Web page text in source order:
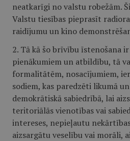
neatkarīgi no valstu robežām.
Valstu tiesības pieprasīt
raidījumu un kino
2. Tā kā šo brīvību īstenošana
pienākumiem un atbildību, tā
formalitātēm, nosacījumiem,
sodiem, kas paredzēti likumā
demokrātiskā sabiedrībā, lai
teritoriālās vienotības vai
intereses, nepieļautu
aizsargātu veselību vai morāli,